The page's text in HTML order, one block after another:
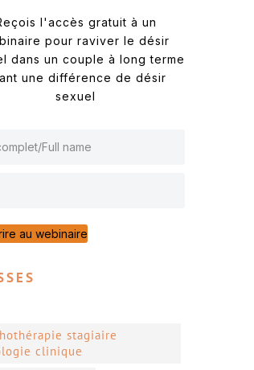
l'accès gratuit à un
pour raviver le désir
dans un couple à long terme
une différence de désir
sexuel
au webinaire
stagiaire
clinique